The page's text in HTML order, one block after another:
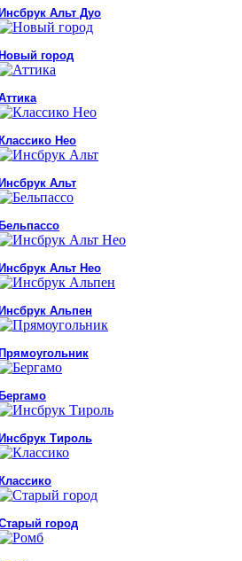
Альт Дуо
город
Нео
Альт
Альт Нео
Альпен
Тироль
город